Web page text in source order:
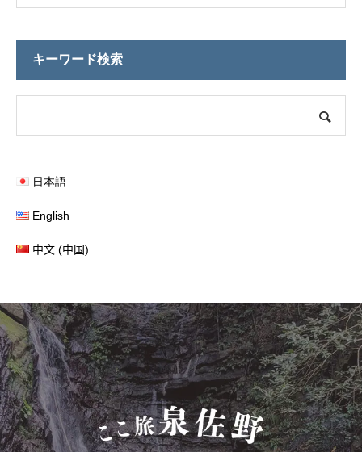
キーワード検索
日本語
English
中文 (中国)